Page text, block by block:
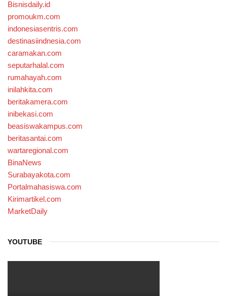
Bisnisdaily.id
promoukm.com
indonesiasentris.com
destinasiindnesia.com
caramakan.com
seputarhalal.com
rumahayah.com
inilahkita.com
beritakamera.com
inibekasi.com
beasiswakampus.com
beritasantai.com
wartaregional.com
BinaNews
Surabayakota.com
Portalmahasiswa.com
Kirimartikel.com
MarketDaily
YOUTUBE